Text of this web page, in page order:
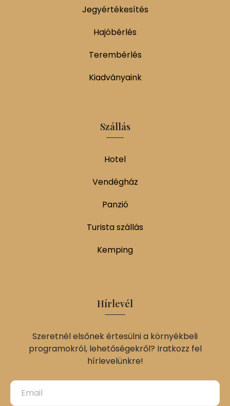
Jegyértékesítés
Hajóbérlés
Terembérlés
Kiadványaink
Szállás
Hotel
Vendégház
Panzió
Turista szállás
Kemping
Hírlevél
Szeretnél elsőnek értesülni a környékbeli
programokról, lehetőségekről? Iratkozz fel
hírlevelünkre!